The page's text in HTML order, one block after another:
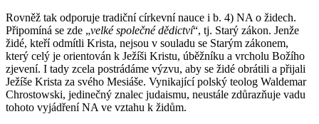
Rov­něž tak od­po­ru­je tra­dič­ní cír­kev­ní nauce i b. 4) NA o ži­dech.
Při­po­mí­ná se zde „velké spo­leč­né dě­dic­tví“, tj. Starý zákon. Jenže
židé, kteří od­mít­li Kris­ta, nejsou v sou­la­du se Sta­rým zá­ko­nem,
který celý je ori­en­to­ván k Je­ží­ši Kris­tu, úběž­ní­ku a vr­cho­lu Bo­ží­ho
zje­ve­ní. I tady zcela po­strá­dá­me výzvu, aby se židé ob­rá­ti­li a při­ja­li
Je­ží­še Kris­ta za svého Me­si­á­še. Vy­ni­ka­jí­cí pol­ský te­o­log Wal­de­mar
Chros­towski, je­di­neč­ný zna­lec judais­mu, ne­u­stá­le zdů­razňuje vadu
to­ho­to vy­já­d­ře­ní NA ve vzta­hu k židům.